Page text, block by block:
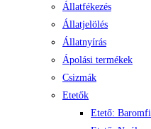
Állatfékezés
Állatjelölés
Állatnyírás
Ápolási termékek
Csizmák
Etetők
Etető: Baromfi